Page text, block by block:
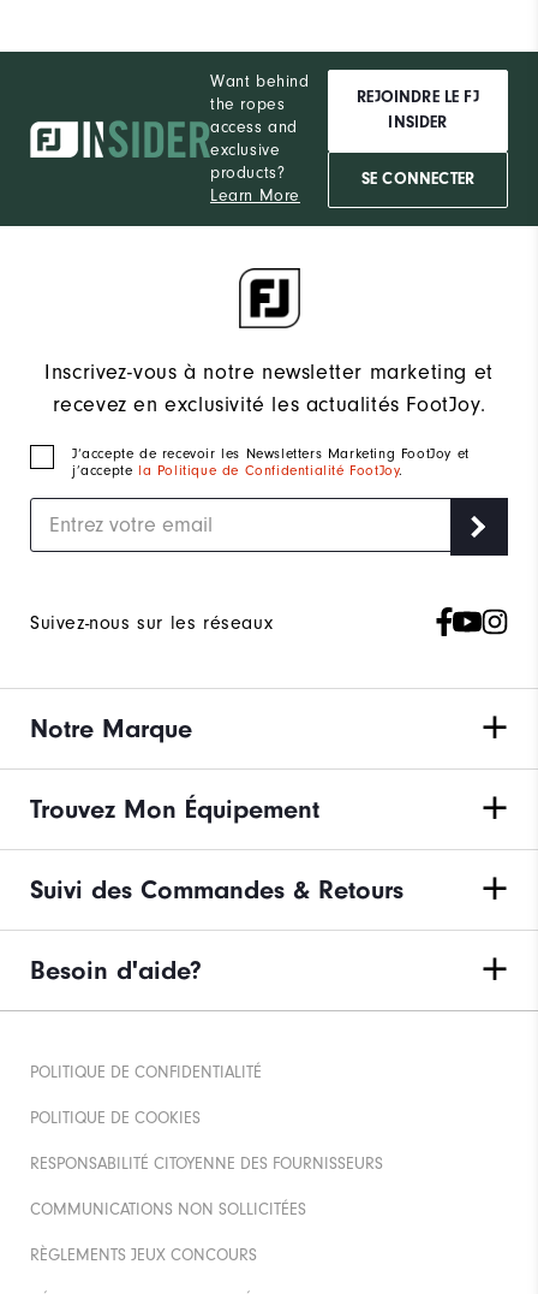
Want behind
the ropes
access and
exclusive
products?
Learn More
REJOINDRE LE FJ
INSIDER
SE CONNECTER
Inscrivez-vous à notre newsletter marketing et
recevez en exclusivité les actualités FootJoy.
J‘accepte de recevoir les Newsletters Marketing FootJoy et
j’accepte la Politique de Confidentialité FootJoy.
Suivez-nous sur les réseaux
Notre Marque
Trouvez Mon Équipement
Suivi des Commandes & Retours
Besoin d'aide?
POLITIQUE DE CONFIDENTIALITÉ
POLITIQUE DE COOKIES
RESPONSABILITÉ CITOYENNE DES FOURNISSEURS
COMMUNICATIONS NON SOLLICITÉES
RÈGLEMENTS JEUX CONCOURS